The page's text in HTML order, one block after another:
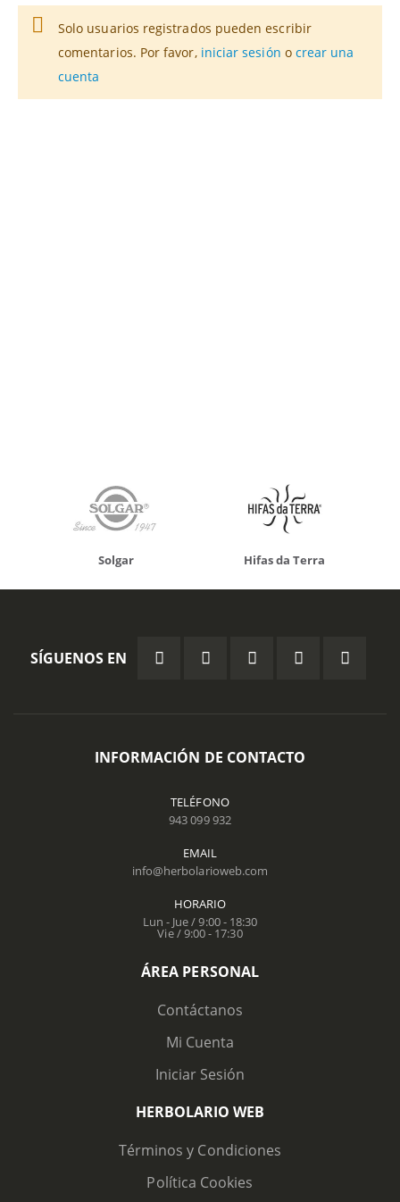
Solo usuarios registrados pueden escribir
comentarios. Por favor, iniciar sesión o crear una
cuenta
Solgar Hifas da Terra
SÍGUENOS EN
INFORMACIÓN DE CONTACTO
TELÉFONO
943 099 932
EMAIL
info@herbolarioweb.com
HORARIO
Lun - Jue / 9:00 - 18:30
Vie / 9:00 - 17:30
ÁREA PERSONAL
Contáctanos
Mi Cuenta
Iniciar Sesión
HERBOLARIO WEB
Términos y Condiciones
Política Cookies